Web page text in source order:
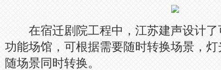
在宿迁剧院工程中，江苏建声设计了
功能场馆，可根据需要随时转换场景，
随场景同时转换。